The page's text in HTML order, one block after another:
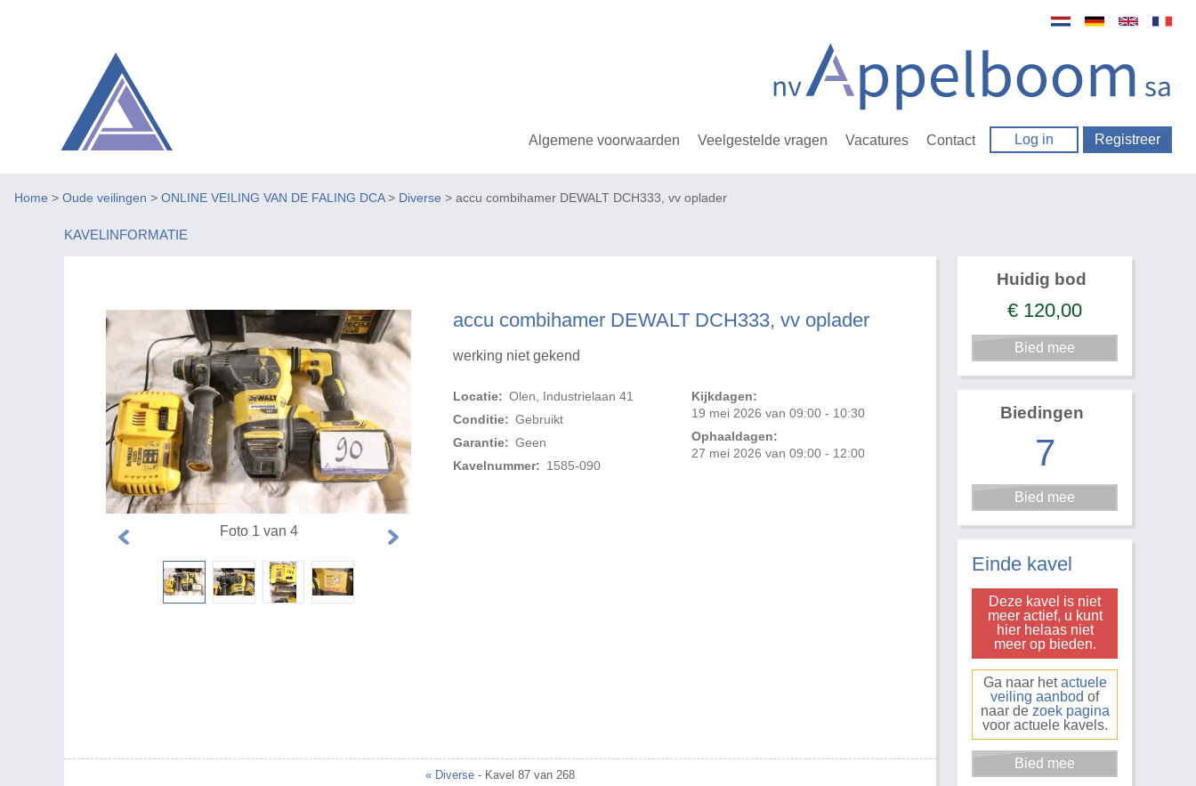
Algemene voorwaarden Veelgestelde vragen Vacatures Contact Log in Registreer
Home > Oude veilingen > ONLINE VEILING VAN DE FALING DCA> Diverse > accu combihamer DEWALT DCH333, vv oplader
KAVELINFORMATIE
accu combihamer DEWALT DCH333, vv oplader
werking niet gekend
Locatie: Olen, Industrielaan 41
Conditie: Gebruikt
Garantie: Geen
Kavelnummer: 1585-090
Kijkdagen:
19 mei 2026 van 09:00 - 10:30
Ophaaldagen:
27 mei 2026 van 09:00 - 12:00
Foto 1 van 4
« Diverse - Kavel 87 van 268
Huidig bod
€ 120,00
Biedingen
7
Einde kavel
Deze kavel is niet
meer actief, u kunt
hier helaas niet
meer op bieden.
Ga naar hetactuele
veiling aanbod of
naar de zoek pagina
voor actuele kavels.